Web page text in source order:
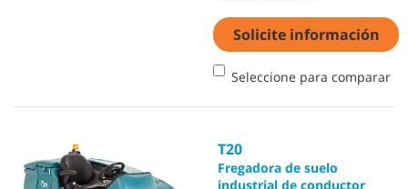
Solicite información
Seleccione para comparar
T20
Fregadora de suelo
industrial de conductor